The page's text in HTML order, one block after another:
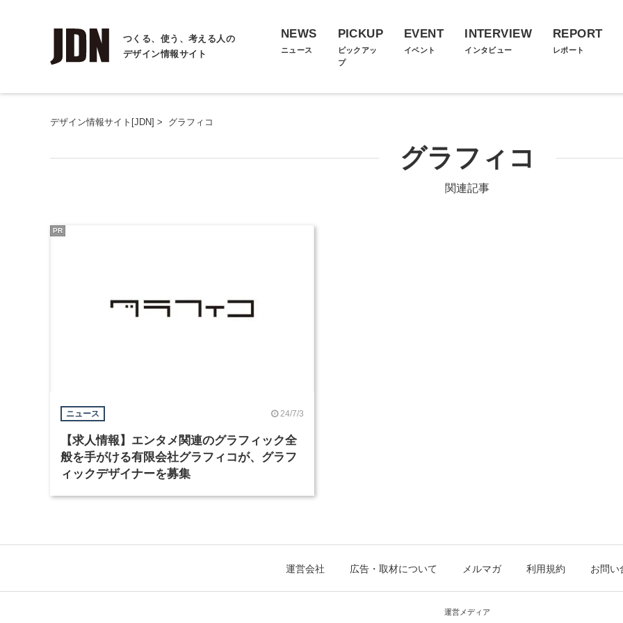
つくる、使う、考える人の
デザイン情報サイト
NEWS
ニュース
PICKUP
ピックアッ
プ
EVENT
イベント
INTERVIEW
インタビュー
REPORT
レポート
デザイン情報サイト[JDN] > グラフィコ
グラフィコ
関連記事
ニュース 24/7/3
【求人情報】エンタメ関連のグラフィック全
般を手がける有限会社グラフィコが、グラフ
ィックデザイナーを募集
PR
運営会社 広告・取材について メルマガ 利用規約 お問い
運営メディア